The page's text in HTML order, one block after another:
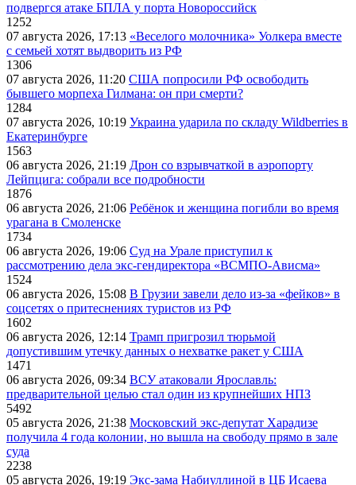
подвергся атаке БПЛА у порта Новороссийск
1252
07 августа 2026, 17:13 «Веселого молочника» Уолкера вместе
с семьей хотят выдворить из РФ
1306
07 августа 2026, 11:20 США попросили РФ освободить
бывшего морпеха Гилмана: он при смерти?
1284
07 августа 2026, 10:19 Украина ударила по складу Wildberries в
Екатеринбурге
1563
06 августа 2026, 21:19 Дрон со взрывчаткой в аэропорту
Лейпцига: собрали все подробности
1876
06 августа 2026, 21:06 Ребёнок и женщина погибли во время
урагана в Смоленске
1734
06 августа 2026, 19:06 Суд на Урале приступил к
рассмотрению дела экс-гендиректора «ВСМПО-Ависма»
1524
06 августа 2026, 15:08 В Грузии завели дело из-за «фейков» в
соцсетях о притеснениях туристов из РФ
1602
06 августа 2026, 12:14 Трамп пригрозил тюрьмой
допустившим утечку данных о нехватке ракет у США
1471
06 августа 2026, 09:34 ВСУ атаковали Ярославль:
предварительной целью стал один из крупнейших НПЗ
5492
05 августа 2026, 21:38 Московский экс-депутат Харадизе
получила 4 года колонии, но вышла на свободу прямо в зале
суда
2238
05 августа 2026, 19:19 Экс-зама Набиуллиной в ЦБ Исаева